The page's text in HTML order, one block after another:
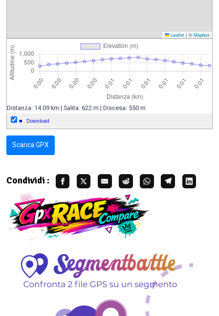
Leaflet | ©Mapbox
Distanza: 14.09 km | Salita: 622 m | Discesa: 550 m
■ Download
Scarica GPX
Condividi :